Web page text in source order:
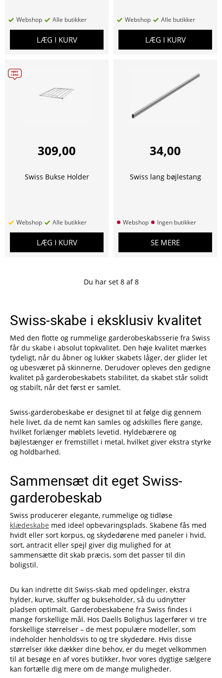
Webshop Alle butikker
LÆG I KURV
Webshop Alle butikker
LÆG I KURV
309,00
Swiss Bukse Holder
Webshop Alle butikker
LÆG I KURV
34,00
Swiss lang bøjlestang
Webshop Ingen butikker
SE MERE
Du har set 8 af 8
Swiss-skabe i eksklusiv kvalitet
Med den flotte og rummelige garderobeskabsserie fra Swiss
får du skabe i absolut topkvalitet. Den høje kvalitet mærkes
tydeligt, når du åbner og lukker skabets låger, der glider let
og ubesværet på skinnerne. Derudover opleves den gedigne
kvalitet på garderobeskabets stabilitet, da skabet står solidt
og stabilt, når det først er samlet.
Swiss-garderobeskabe er designet til at følge dig gennem
hele livet, da de nemt kan samles og adskilles flere gange,
hvilket forlænger møblets levetid. Hyldebærere og
bøjlestænger er fremstillet i metal, hvilket giver ekstra styrke
og holdbarhed.
Sammensæt dit eget Swiss-
garderobeskab
Swiss producerer elegante, rummelige og tidløse
klædeskabe med ideel opbevaringsplads. Skabene fås med
hvidt eller sort korpus, og skydedørene med paneler i hvid,
sort, antracit eller spejl giver dig mulighed for at
sammensætte dit skab præcis, som det passer til din
boligstil.
Du kan indrette dit Swiss-skab med opdelinger, ekstra
hylder, kurve, skuffer og bukseholder, så du udnytter
pladsen optimalt. Garderobeskabene fra Swiss findes i
mange forskellige mål. Hos Daells Bolighus lagerfører vi tre
forskellige størrelser – de mest populære modeller, som
indeholder henholdsvis to og tre skydedøre. Hvis disse
størrelser ikke dækker dine behov, er du meget velkommen
til at besøge en af vores butikker, hvor vores dygtige sælgere
kan fortælle dig mere om de mange muligheder.